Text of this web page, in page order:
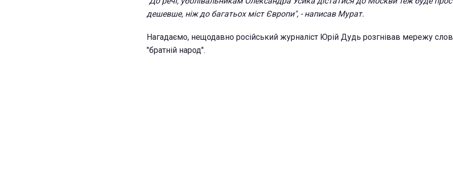
дешевше, ніж до багатьох міст Європи", - написав Мурат.
Нагадаємо, нещодавно російський журналіст Юрій Дудь розгнівав мережу
"братній народ".